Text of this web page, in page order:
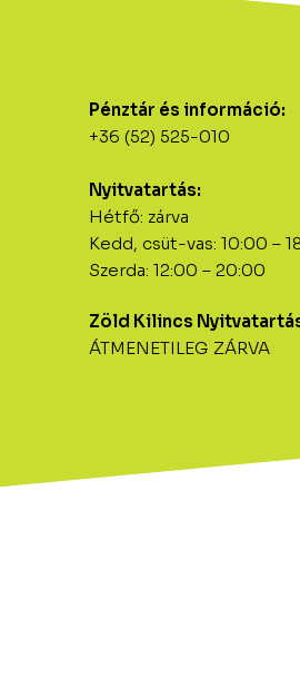
Pénztár és információ:
+36 (52) 525-010
Nyitvatartás:
Hétfő: zárva
Kedd, csüt-vas: 10:00 –
Szerda: 12:00 – 20:00
Zöld Kilincs
ÁTMENETILEG ZÁRVA